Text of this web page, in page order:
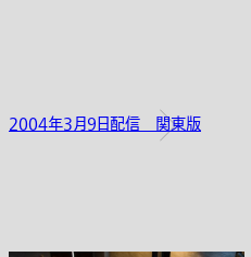
2004年3月9日配信 関東版